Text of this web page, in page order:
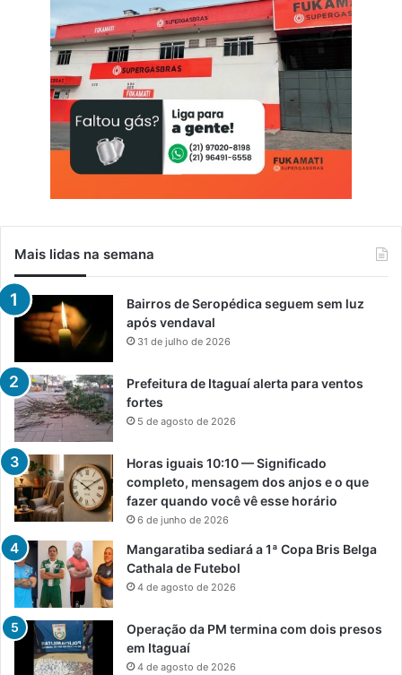
Mais lidas na semana
Bairros de Seropédica seguem sem luz
após vendaval
31 de julho de 2026
Prefeitura de Itaguaí alerta para ventos
fortes
5 de agosto de 2026
Horas iguais 10:10 — Significado
completo, mensagem dos anjos e o que
fazer quando você vê esse horário
6 de junho de 2026
Mangaratiba sediará a 1ª Copa Bris Belga
Cathala de Futebol
4 de agosto de 2026
Operação da PM termina com dois presos
em Itaguaí
4 de agosto de 2026